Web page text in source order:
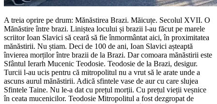
A treia oprire pe drum: Mănăstirea Brazi. Măicuțe. Secolul XVII. O
Mănăstire între brazi. Liniștea locului și brazii l-au făcut pe marele
scriitor Ioan Slavici să ceară să fie înmormântat aici, în proximitatea
mănăstirii. Nu știam. Deci de 100 de ani, Ioan Slavici așteaptă
învierea morților între brazii de la Brazi. Dar comoara mănăstirii este
Sfântul Ierarh Mucenic Teodosie. Teodosie de la Brazi, desigur.
Turcii l-au ucis pentru că mitropolitul nu a vrut să le arate unde a
ascuns aurul mănăstirii. Adică sfintele vase de aur cu care slujea
Sfintele Taine. Nu le-a dat cu prețul morții. Cu prețul vieții veșnice
în ceata mucenicilor. Teodosie Mitropolitul a fost dezgropat de